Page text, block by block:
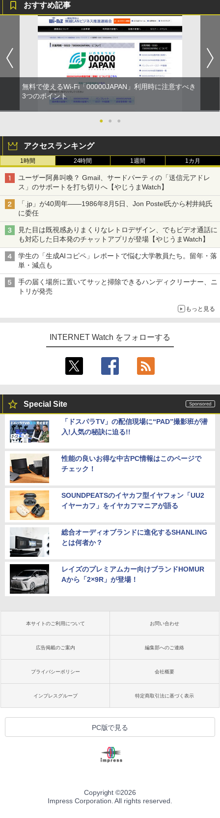
おすすめ記事
無料で使えるWi-Fi「00000JAPAN」利用時に注意すべき
3つのポイント
● ● ●
アクセスランキング
1時間 24時間 1週間 1カ月
ユーザー阿鼻叫喚？ Gmail、サードパーティの「送信元アドレ
ス」のサポートを打ち切りへ【やじうまWatch】
「.jp」が40周年――1986年8月5日、Jon Postel氏から村井純氏
に委任
見た目は既視感ありまくりなレトロデザイン、でもビデオ通話に
も対応した日本発のチャットアプリが登場【やじうまWatch】
学生の「生成AIコピペ」レポートで悩む大学教員たち。留年・落
単・減点も
手の届く場所に置いてサッと掃除できるハンディクリーナー、ニ
トリが発売
もっと見る
INTERNET Watch をフォローする
Special Site
「ドスパラTV」の配信現場に“PAD”撮影班が潜
入!人気の秘訣に迫る!!
性能の良いお得な中古PC情報はこのページで
チェック！
SOUNDPEATSのイヤカフ型イヤフォン「UU2
イヤーカフ」をイヤカフマニアが語る
総合オーディオブランドに進化するSHANLING
とは何者か？
レイズのプレミアムカー向けブランドHOMUR
Aから「2×9R」が登場！
本サイトのご利用について お問い合わせ
広告掲載のご案内 編集部へのご連絡
プライバシーポリシー 会社概要
インプレスグループ 特定商取引法に基づく表示
PC版で見る
Copyright ©2026
Impress Corporation. All rights reserved.